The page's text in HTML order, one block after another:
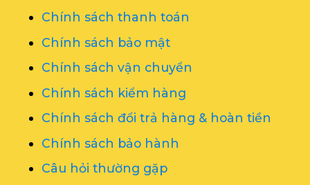
Chính sách thanh toán
Chính sách bảo mật
Chính sách vận chuyển
Chính sách kiểm hàng
Chính sách đổi trả hàng & hoàn tiền
Chính sách bảo hành
Câu hỏi thường gặp